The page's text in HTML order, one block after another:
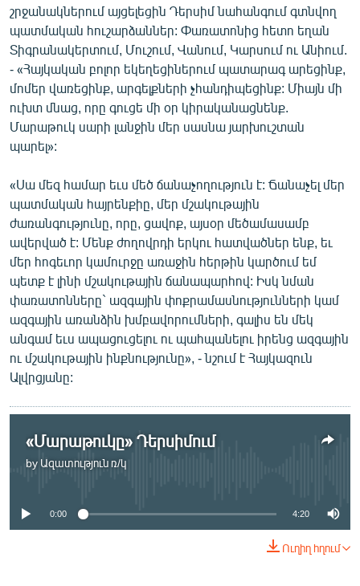
շրջանակներում այցելեցին Դերսիմ նահանգում գտնվող
պատմական հուշարձաններ: Փառատոնից հետո եղան
Տիգրանակերտում, Մուշում, Վանում, Կարսում ու Անիում.
- «Հայկական բոլոր եկեղեցիներում պատարագ արեցինք,
մոմեր վառեցինք, արգելքների չհանդիպեցինք: Միայն մի
ուխտ մնաց, որը գուցե մի օր կիրականացնենք.
Մարաթուկ սարի լանջին մեր սասնա յարխուշտան
պարել»:
«Սա մեզ համար եւս մեծ ճանաչողություն է: Ճանաչել մեր
պատմական հայրենքիը, մեր մշակութային
ժառանգությունը, որը, ցավոք, այսօր մեծամասամբ
ավերված է: Մենք ժողովրդի երկու հատվածներ ենք, եւ
մեր հոգեւոր կամուրջը առաջին հերթին կարծում եմ
պետք է լինի մշակութային ճանապարհով: Իսկ նման
փառատոնները` ազգային փոքրամասնությունների կամ
ազգային առանձին խմբավորումների, գալիս են մեկ
անգամ եւս ապացուցելու ու պահպանելու իրենց ազգային
ու մշակութային ինքնությունը», - նշում է Հայկազուն
Ալվրցյանը:
«Մարաթուկը» Դերսիմում
by Ազատություն ռ/կ
No media source currently available
0:00 4:20
Ուղիղ հղում